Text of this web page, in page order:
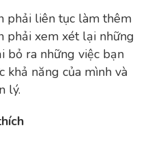
phải liên tục làm thêm
phải xem xét lại những
bỏ ra những việc bạn
khả năng của mình và
lý.